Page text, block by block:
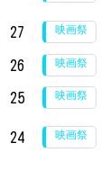
27
26
25
24